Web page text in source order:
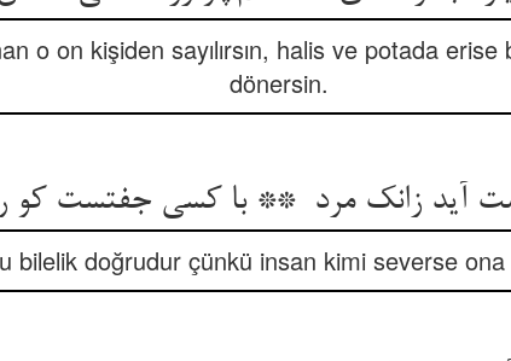
o on kişiden sayılırsın, halis ve potada erise
dönersin.
bilelik doğrudur çünkü insan kimi severse ona